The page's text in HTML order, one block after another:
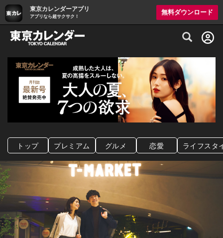
東京カレンダーアプリ
アプリなら超サクサク！
無料ダウンロード
グルメ情報・プレミアムレストラン予約
トップ プレミアム グルメ 恋愛 ライフスタ